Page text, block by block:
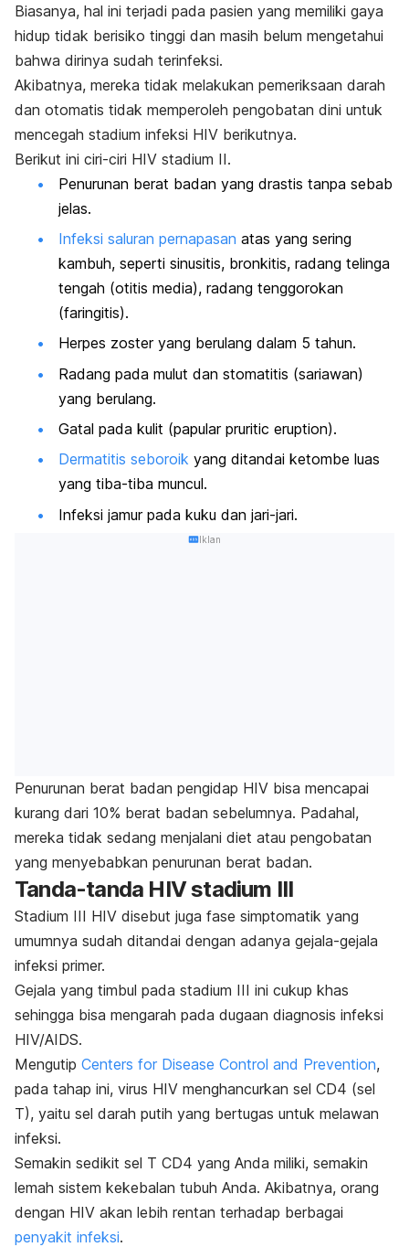
Biasanya, hal ini terjadi pada pasien yang memiliki gaya
hidup tidak berisiko tinggi dan masih belum mengetahui
bahwa dirinya sudah terinfeksi.
Akibatnya, mereka tidak melakukan pemeriksaan darah
dan otomatis tidak memperoleh pengobatan dini untuk
mencegah stadium infeksi HIV berikutnya.
Berikut ini ciri-ciri HIV stadium II.
Penurunan berat badan yang drastis tanpa sebab
jelas.
Infeksi saluran pernapasan atas yang sering
kambuh, seperti sinusitis, bronkitis, radang telinga
tengah (otitis media), radang tenggorokan
(faringitis).
Herpes zoster yang berulang dalam 5 tahun.
Radang pada mulut dan stomatitis (sariawan)
yang berulang.
Gatal pada kulit (papular pruritic eruption).
Dermatitis seboroik yang ditandai ketombe luas
yang tiba-tiba muncul.
Infeksi jamur pada kuku dan jari-jari.
Iklan
Penurunan berat badan pengidap HIV bisa mencapai
kurang dari 10% berat badan sebelumnya. Padahal,
mereka tidak sedang menjalani diet atau pengobatan
yang menyebabkan penurunan berat badan.
Tanda-tanda HIV stadium III
Stadium III HIV disebut juga fase simptomatik yang
umumnya sudah ditandai dengan adanya gejala-gejala
infeksi primer.
Gejala yang timbul pada stadium III ini cukup khas
sehingga bisa mengarah pada dugaan diagnosis infeksi
HIV/AIDS.
Mengutip Centers for Disease Control and Prevention,
pada tahap ini, virus HIV menghancurkan sel CD4 (sel
T), yaitu sel darah putih yang bertugas untuk melawan
infeksi.
Semakin sedikit sel T CD4 yang Anda miliki, semakin
lemah sistem kekebalan tubuh Anda. Akibatnya, orang
dengan HIV akan lebih rentan terhadap berbagai
penyakit infeksi.